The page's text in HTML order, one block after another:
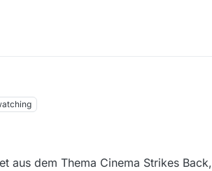
aus dem Thema Cinema Strikes Back,